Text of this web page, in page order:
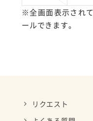
※全画面表示され
ールできます。
リクエスト